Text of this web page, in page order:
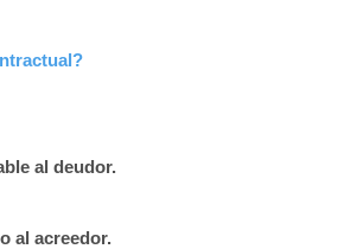
al deudor.
al acreedor.